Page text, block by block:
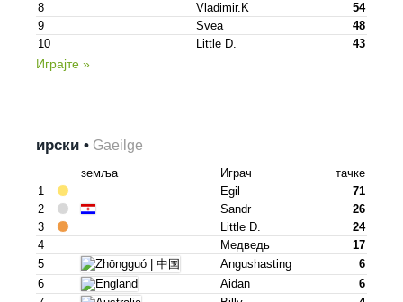
8
Vladimir.k
54
9
Svea
48
10
Little D. 43
Играјте »
ирски • Gaeilge
земља Играч
тачке
1
Egil
71
2
Sandr
26
3
Little D.
24
4
Медведь
17
5
Angushasting
6
6
Aidan
6